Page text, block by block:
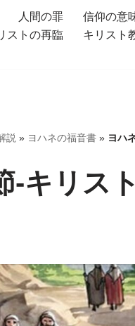
人間の罪 信仰の意
ストの再臨 キリスト
説 » ヨハネの福音書 » ヨハ
-キリス